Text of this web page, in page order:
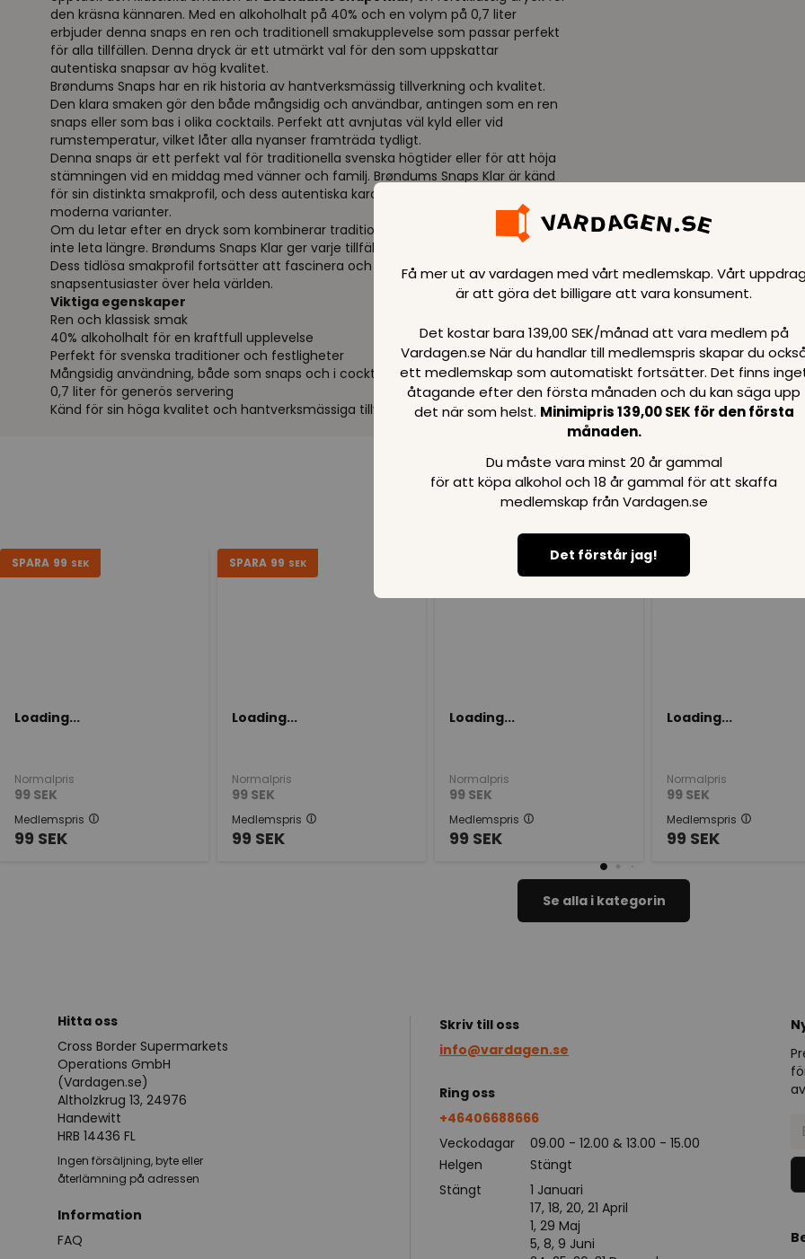
Få mer ut av vardagen med vårt medlemskap. Vårt
är att göra det billigare att vara konsument.
Det kostar bara 139,00 SEK/månad att vara medlem på
Vardagen.se När du handlar till medlemspris skapar du
ett medlemskap som automatiskt fortsätter. Det finns
åtagande efter den första månaden och du kan säga upp
det när som helst. Minimipris 139,00 SEK för den första
månaden.
Du måste vara minst 20 år gammal
för att köpa alkohol och 18 år gammal för att skaffa
medlemskap från Vardagen.se
Det förstår jag!
den kräsna kännaren. Med en alkoholhalt på 40% och en volym på 0,7 liter
erbjuder denna snaps en ren och traditionell smakupplevelse som passar perfekt
för alla tillfällen. Denna dryck är ett utmärkt val för den som uppskattar
autentiska snapsar av hög kvalitet.
Brøndums Snaps har en rik historia av hantverksmässig tillverkning och kvalitet.
Den klara smaken gör den både mångsidig och användbar, antingen som en ren
snaps eller som bas i olika cocktails. Perfekt att avnjutas väl kyld eller vid
rumstemperatur, vilket låter alla nyanser framträda tydligt.
Denna snaps är ett perfekt val för traditionella svenska högtider eller för att höja
stämningen vid en middag med vänner och familj. Brøndums Snaps Klar är känd
för sin distinkta smakprofil, och dess autentiska karaktär gör den oöverträffad av
moderna varianter.
Om du letar efter en dryck som kombinerar tradition och elegans, behöver du
inte leta längre. Brøndums Snaps Klar ger varje tillfälle en touch av klass och kultur.
Dess tidlösa smakprofil fortsätter att fascinera och tilltala nya generationer av
snapsentusiaster över hela världen.
Viktiga egenskaper
Ren och klassisk smak
40% alkoholhalt för en kraftfull upplevelse
Perfekt för svenska traditioner och festligheter
Mångsidig användning, både som snaps och i cocktails
0,7 liter för generös servering
Känd för sin höga kvalitet och hantverksmässiga tillverkning
Loading..
SPARA 99 SEK
Loading...
Normalpris
99 SEK
Medlemspris
99 SEK
SPARA 99 SEK
Loading...
Normalpris
99 SEK
Medlemspris
99 SEK
Loading...
Normalpris
99 SEK
Medlemspris
99 SEK
Loading...
Normalpris
99 SEK
Medlemspris
99 SEK
Se alla i kategorin
Hitta oss
Cross Border Supermarkets
Operations GmbH
(Vardagen.se)
Altholzkrug 13, 24976
Handewitt
HRB 14436 FL
Ingen försäljning, byte eller
återlämning på adressen
Information
FAQ
Skriv till oss
info@vardagen.se
Ring oss
+46406688666
Veckodagar
09.00 - 12.00 & 13.00 - 15.00
Helgen
Stängt
Stängt
1 Januari
17, 18, 20, 21 April
1, 29 Maj
5, 8, 9 Juni